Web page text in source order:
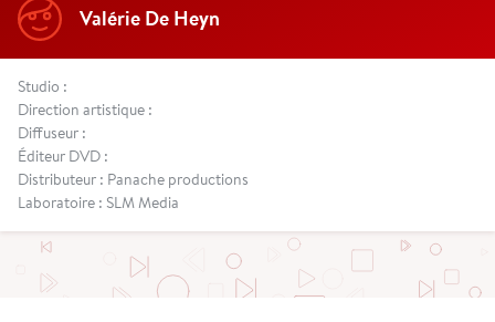
Valérie De Heyn
Studio :
Direction artistique :
Diffuseur :
Éditeur DVD :
Distributeur : Panache productions
Laboratoire : SLM Media